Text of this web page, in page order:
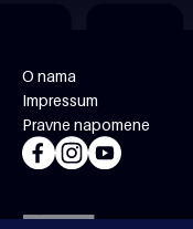
O nama
Impressum
Pravne napomene